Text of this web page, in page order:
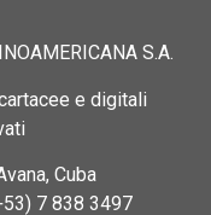
S.A.
e digitali
Cuba
7 838 3497